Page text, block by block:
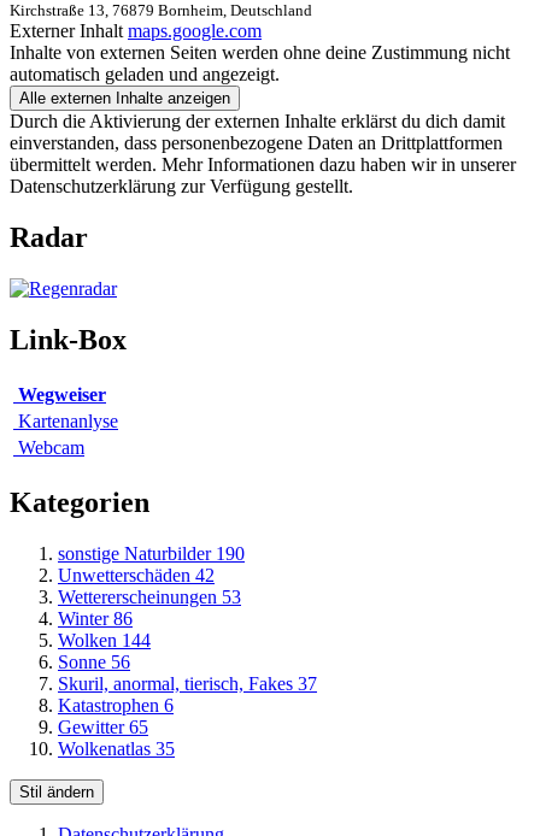
Kirchstraße 13, 76879 Bornheim, Deutschland
Externer Inhalt maps.google.com
Inhalte von externen Seiten werden ohne deine Zustimmung nicht
automatisch geladen und angezeigt.
Alle externen Inhalte anzeigen
Durch die Aktivierung der externen Inhalte erklärst du dich damit
einverstanden, dass personenbezogene Daten an Drittplattformen
übermittelt werden. Mehr Informationen dazu haben wir in unserer
Datenschutzerklärung zur Verfügung gestellt.
Radar
Link-Box
Wegweiser
Kartenanlyse
Webcam
Kategorien
sonstige Naturbilder 190
Unwetterschäden 42
Wettererscheinungen 53
Winter 86
Wolken 144
Sonne 56
Skuril, anormal, tierisch, Fakes 37
Katastrophen 6
Gewitter 65
Wolkenatlas 35
Stil ändern